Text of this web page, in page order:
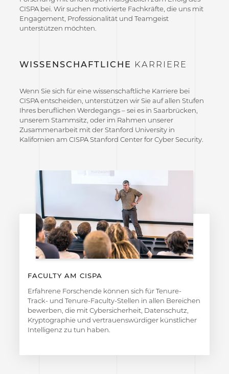
CISPA bei. Wir suchen motivierte Fachkräfte, die uns mit
Engagement, Professionalität und Teamgeist
unterstützen möchten.
WISSENSCHAFTLICHE KARRIERE
Wenn Sie sich für eine wissenschaftliche Karriere bei
CISPA entscheiden, unterstützen wir Sie auf allen Stufen
Ihres beruflichen Werdegangs – sei es in Saarbrücken,
unserem Stammsitz, oder im Rahmen unserer
Zusammenarbeit mit der Stanford University in
Kalifornien am CISPA Stanford Center for Cyber Security.
FACULTY AM CISPA
Erfahrene Forschende können sich für Tenure-
Track- und Tenure-Faculty-Stellen in allen Bereichen
bewerben, die mit Cybersicherheit, Datenschutz,
Kryptographie und vertrauenswürdiger künstlicher
Intelligenz zu tun haben.